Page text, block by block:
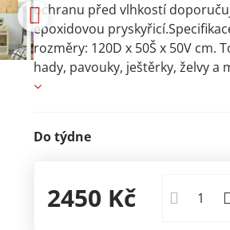
ochranu před vlhkostí
epoxidovou
rozměry: 120D x 50Š x 50V cm.
hady, pavouky, ještěrky, želvy a
Do týdne
2450 Kč